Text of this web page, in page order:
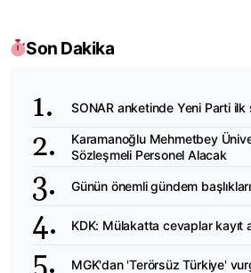
Son Dakika
SONAR anketinde Yeni Parti ilk
Karamanoğlu Mehmetbey
Sözleşmeli Personel Alacak
Günün önemli gündem başlıkları
KDK: Mülakatta cevaplar kayıt
MGK'dan 'Terörsüz Türkiye'